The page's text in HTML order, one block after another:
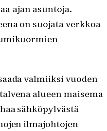
ajan asuntoja.
on suojata verkkoa
valmiiksi vuoden
alueen maisema
sähköpylvästä
ilmajohtojen